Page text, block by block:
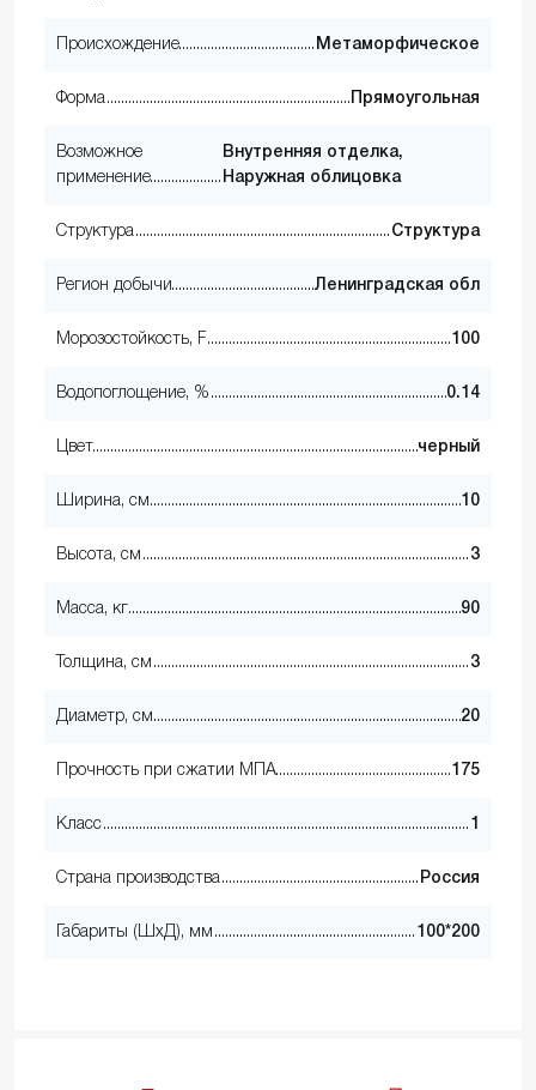
Происхождение Метаморфическое
Форма Прямоугольная
Возможное
применение
Внутренняя отделка,
Наружная облицовка
Структура Структура
Регион добычи Ленинградская обл
Морозостойкость, F 100
Водопоглощение, % 0.14
Цвет черный
Ширина, см 10
Высота, см 3
Масса, кг 90
Толщина, см 3
Диаметр, см 20
Прочность при сжатии МПА 175
Класс 1
Страна производства Россия
Габариты (ШхД), мм 100*200